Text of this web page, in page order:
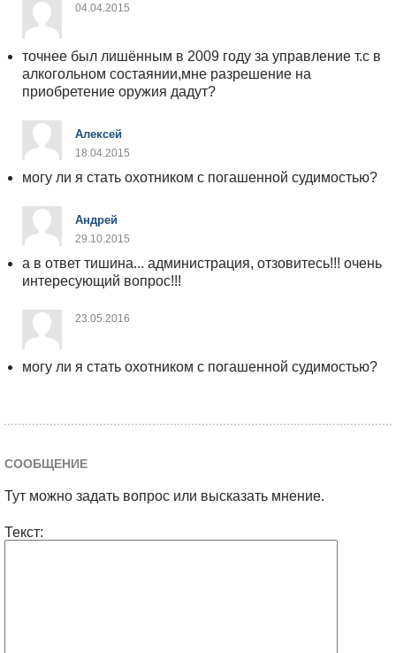
04.04.2015
точнее был лишённым в 2009 году за управление т.с в
алкогольном состаянии,мне разрешение на
приобретение оружия дадут?
Алексей
18.04.2015
могу ли я стать охотником с погашенной судимостью?
Андрей
29.10.2015
а в ответ тишина... администрация, отзовитесь!!! очень
интересующий вопрос!!!
23.05.2016
могу ли я стать охотником с погашенной судимостью?
СООБЩЕНИЕ
Тут можно задать вопрос или высказать мнение.
Текст: